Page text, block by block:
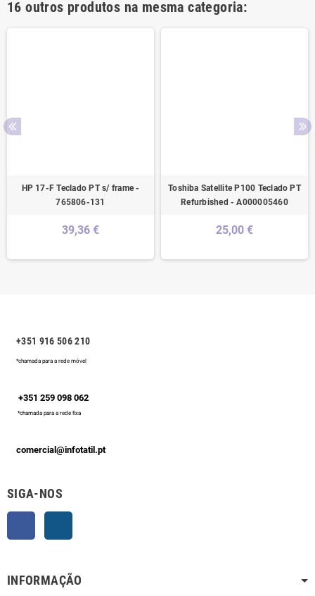
16 outros produtos na mesma categoria:
HP 17-F Teclado PT s/ frame -
765806-131
39,36 €
Toshiba Satellite P100 Teclado PT
Refurbished - A000005460
25,00 €
+351 916 506 210
*chamada para a rede móvel
+351 259 098 062
*chamada para a rede fixa
comercial@infotatil.pt
SIGA-NOS
INFORMAÇÃO